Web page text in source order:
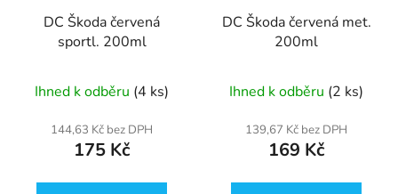
DC Škoda červená
sportl. 200ml
Ihned k odběru (4 ks)
144,63 Kč bez DPH
175 Kč
DC Škoda červená met.
200ml
Ihned k odběru (2 ks)
139,67 Kč bez DPH
169 Kč